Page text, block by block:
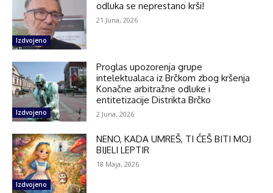
Izdvojeno
odluka se neprestano krši!
21 Juna, 2026
Izdvojeno
Proglas upozorenja grupe
intelektualaca iz Brčkom zbog kršenja
Konačne arbitražne odluke i
entitetizacije Distrikta Brčko
2 Juna, 2026
Izdvojeno
NENO, KADA UMREŠ, TI ĆEŠ BITI MOJ
BIJELI LEPTIR
18 Maja, 2026